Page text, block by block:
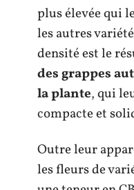
plus élevée qui
les autres
densité est le
des grappes
la plante, qui
compacte et
Outre leur
les fleurs de